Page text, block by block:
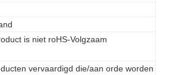
is niet roHS-Volgzaam
vervaardigd die/aan orde worden